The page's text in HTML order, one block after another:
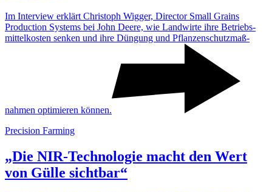
Im Inter­view erklärt Chris­toph Wigger, Director Small Grains
Produc­tion Systems bei John Deere, wie Land­wirte ihre Betriebs­
mit­tel­kosten senken und ihre Düngung und Pflan­zen­schutz­maß­
nahmen opti­mieren können.
Precision Farming
„Die NIR-Tech­no­logie macht den Wert
von Gülle sichtbar“